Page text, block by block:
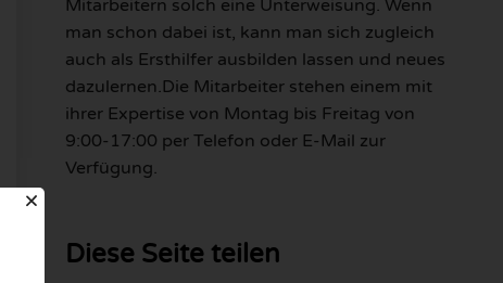
Mitarbeitern solch eine Unterweisung. Wenn
man schon dabei ist, kann man sich zugleich
auch als Ersthilfer ausbilden lassen und neues
dazulernen.Die Mitarbeiter stehen einem mit
ihrer Expertise von Montag bis Freitag von
9:00-17:00 per Telefon oder E-Mail zur
Verfügung.
Diese Seite teilen